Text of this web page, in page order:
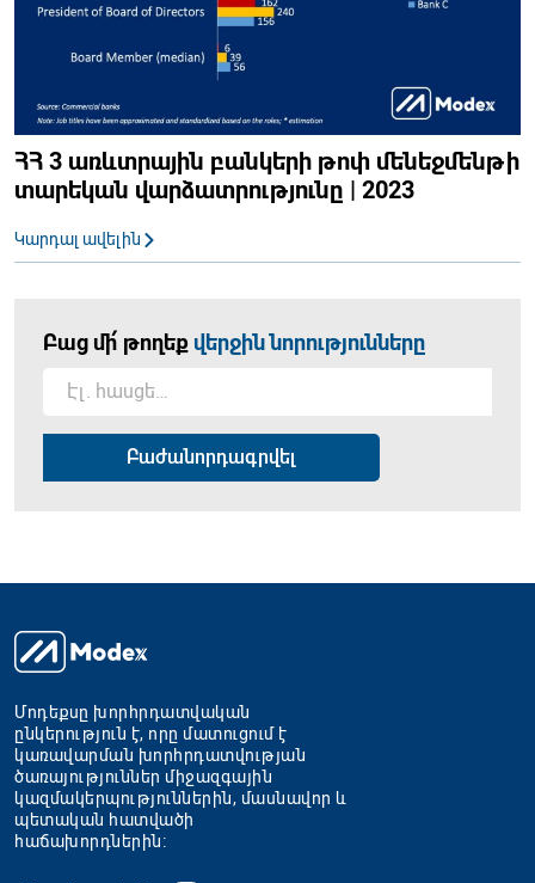
ՀՀ 3 առևտրային բանկերի թոփ մենեջմենթի
տարեկան վարձատրությունը | 2023
Կարդալ ավելին
Բաց մի՛ թողեք վերջին նորությունները
Մոդեքսը խորհրդատվական
ընկերություն է, որը մատուցում է
կառավարման խորհրդատվության
ծառայություններ միջազգային
կազմակերպություններին, մասնավոր և
պետական հատվածի
հաճախորդներին։